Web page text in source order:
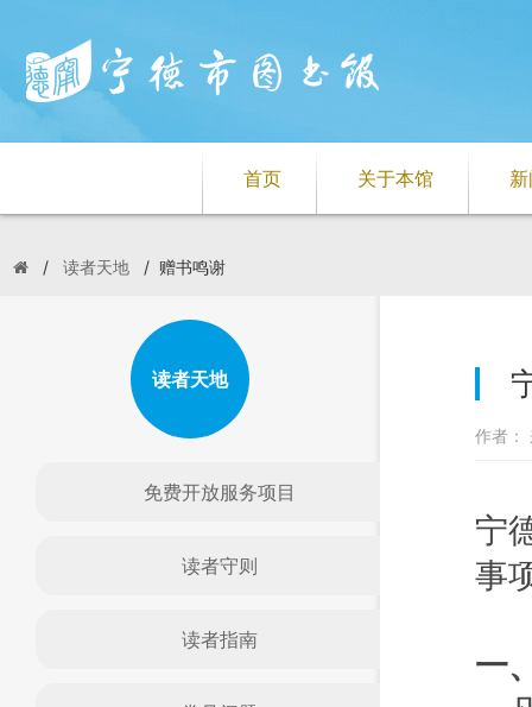
首页 关于本馆
/ 读者天地 / 赠书鸣谢
读者天地
免费开放服务项目
读者守则
读者指南
作者：
宁
事
一